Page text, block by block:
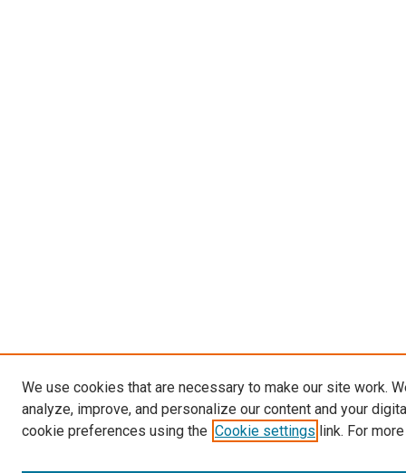
We use cookies that are necessary to make our site work.
analyze, improve, and personalize our content and your
cookie preferences using the Cookie settings link. For